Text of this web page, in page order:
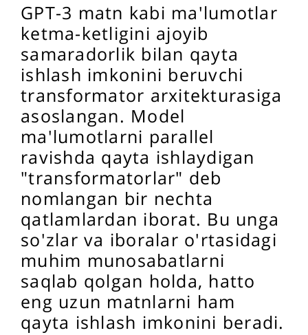
GPT-3 matn kabi ma'lumotlar
ketma-ketligini ajoyib
samaradorlik bilan qayta
ishlash imkonini beruvchi
transformator arxitekturasiga
asoslangan. Model
ma'lumotlarni parallel
ravishda qayta ishlaydigan
"transformatorlar" deb
nomlangan bir nechta
qatlamlardan iborat. Bu unga
so'zlar va iboralar o'rtasidagi
muhim munosabatlarni
saqlab qolgan holda, hatto
eng uzun matnlarni ham
qayta ishlash imkonini beradi.